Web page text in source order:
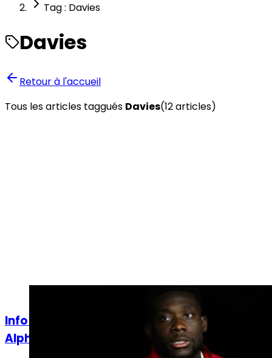
Tag : Davies
Davies
Retour à l'accueil
Tous les articles taggués Davies(12articles)
Info LJDR : le Real Madrid considère
Alphonso Davies comme perdu